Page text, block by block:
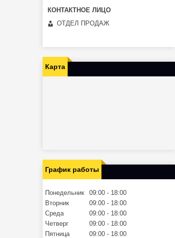
ОТДЕЛ ПРОДАЖ
Карта
График работы
Понедельник 09:00
18:00
Вторник
09:00
18:00
Среда
09:00
18:00
Четверг
09:00
18:00
Пятница
09:00
18:00